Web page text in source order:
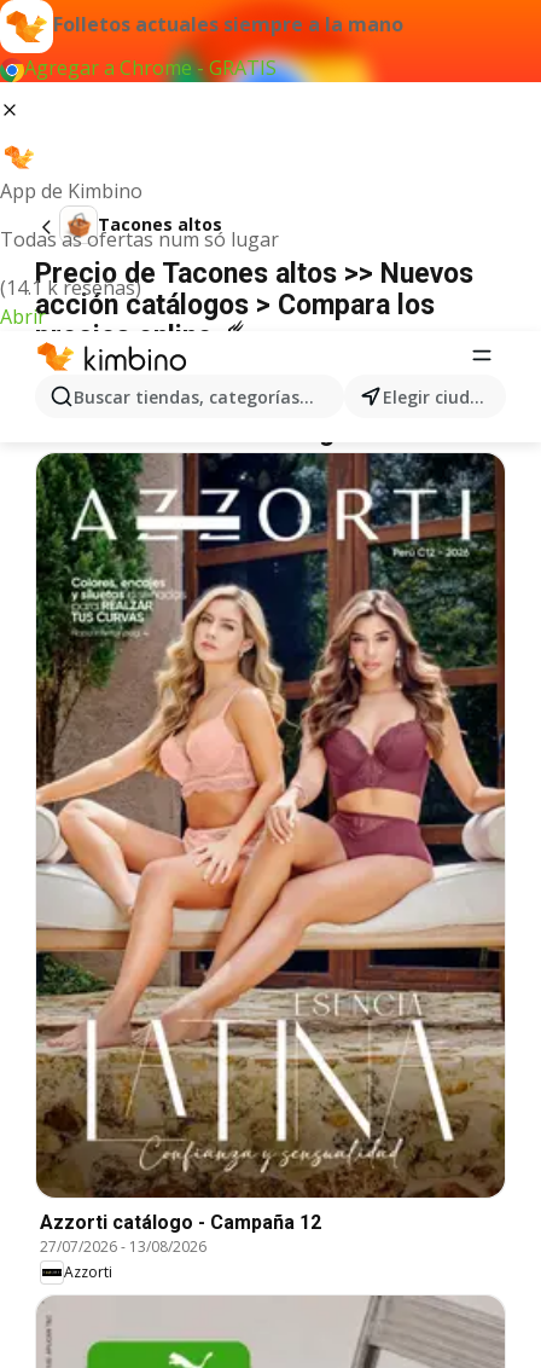
Folletos actuales siempre a la mano
Agregar a Chrome - GRATIS
App de Kimbino
Todas as ofertas num só lugar
(14.1 k reseñas)
Abrir
Buscar tiendas, categorías, productos... Elegir ciudad
Tacones altos
Precio de Tacones altos >> Nuevos
acción catálogos > Compara los
precios online ☄️
No hemos encontrado resultados para este
término.
Azzorti catálogo - Campaña 12
27/07/2026- 13/08/2026
Azzorti